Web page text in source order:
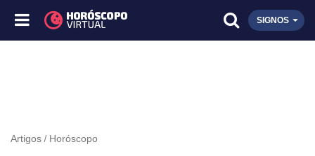
SIGNOS
Artigos Horóscopo